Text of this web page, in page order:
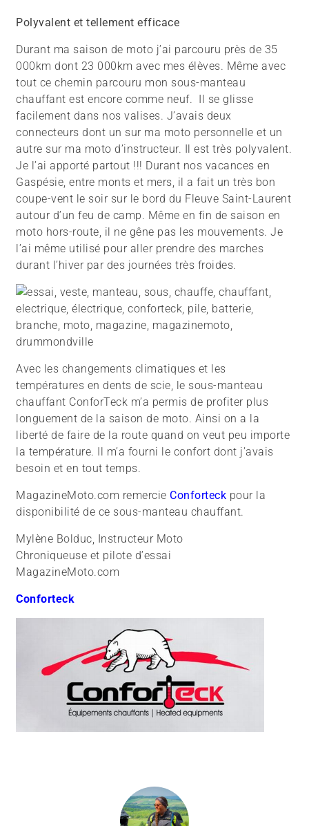
Polyvalent et tellement efficace
Durant ma saison de moto j’ai parcouru près de 35
000km dont 23 000km avec mes élèves. Même avec
tout ce chemin parcouru mon sous-manteau
chauffant est encore comme neuf. Il se glisse
facilement dans nos valises. J’avais deux
connecteurs dont un sur ma moto personnelle et un
autre sur ma moto d’instructeur. Il est très polyvalent.
Je l’ai apporté partout !!! Durant nos vacances en
Gaspésie, entre monts et mers, il a fait un très bon
coupe-vent le soir sur le bord du Fleuve Saint-Laurent
autour d’un feu de camp. Même en fin de saison en
moto hors-route, il ne gêne pas les mouvements. Je
l’ai même utilisé pour aller prendre des marches
durant l’hiver par des journées très froides.
Avec les changements climatiques et les
températures en dents de scie, le sous-manteau
chauffant ConforTeck m’a permis de profiter plus
longuement de la saison de moto. Ainsi on a la
liberté de faire de la route quand on veut peu importe
la température. Il m’a fourni le confort dont j’avais
besoin et en tout temps.
MagazineMoto.com remercie Conforteck pour la
disponibilité de ce sous-manteau chauffant.
Mylène Bolduc, Instructeur Moto
Chroniqueuse et pilote d’essai
MagazineMoto.com
Conforteck